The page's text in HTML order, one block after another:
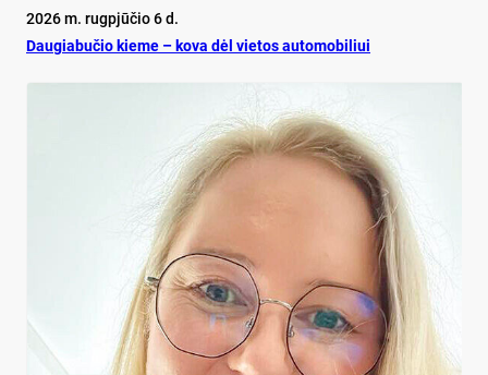
2026 m. rugpjūčio 6 d.
Dau­gia­bu­čio kie­me – ko­va dėl vie­tos au­to­mo­bi­liui